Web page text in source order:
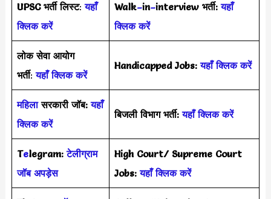
UPSC भर्ती लिस्ट:यहाँ
क्लिक करें
Walk–in–interview भर्ती:यहाँ
क्लिक करें
लोक सेवा आयोग
भर्ती:यहाँ क्लिक करें
Handicapped Jobs:यहाँ क्लिक करें
महिलासरकारी जॉब: यहाँ
क्लिक करें
बिजली विभाग भर्ती:यहाँ क्लिक करें
Telegram: टेलीग्राम
जॉब अपड़ेस
High Court/ Supreme Court
Jobs:यहाँ क्लिक करें